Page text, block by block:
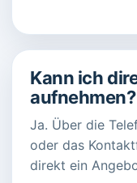
Kann ich
aufnehmen?
Ja. Über die
oder das
direkt ein